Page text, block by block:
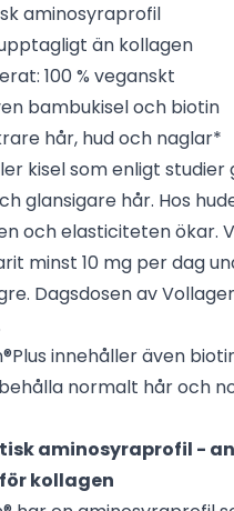
aminosyraprofil
än kollagen
100 % veganskt
bambukisel och biotin
hår, hud och naglar*
kisel som enligt
glansigare hår. Hos
och elasticiteten ökar.
minst 10 mg per dag
Dagsdosen av
innehåller även
normalt hår och
aminosyraprofil -
kollagen